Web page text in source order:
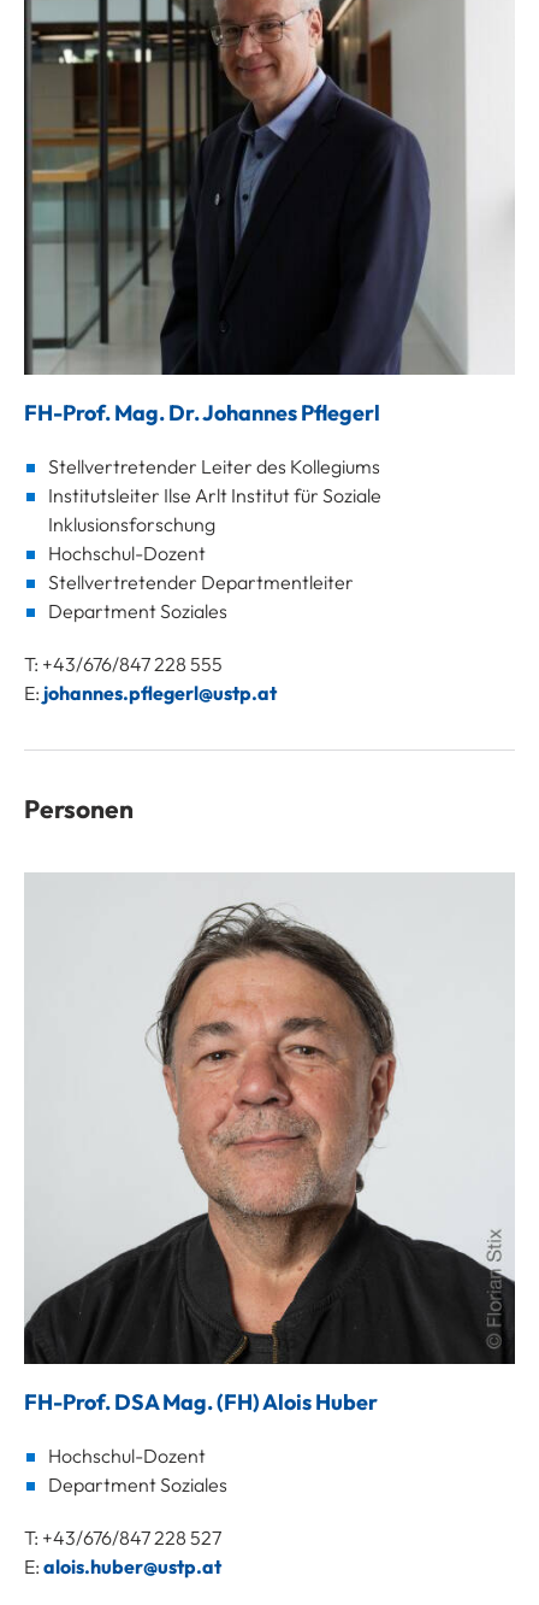
FH-Prof. Mag. Dr. Johannes Pflegerl
Stellvertretender Leiter des Kollegiums
Institutsleiter Ilse Arlt Institut für Soziale
Inklusionsforschung
Hochschul-Dozent
Stellvertretender Departmentleiter
Department Soziales
T: +43/676/847 228 555
E: johannes.pflegerl@ustp.at
Personen
FH-Prof. DSA Mag. (FH) Alois Huber
Hochschul-Dozent
Department Soziales
T: +43/676/847 228 527
E: alois.huber@ustp.at